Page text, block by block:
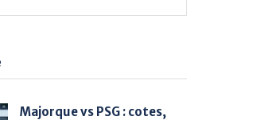
Majorque vs PSG : cotes,